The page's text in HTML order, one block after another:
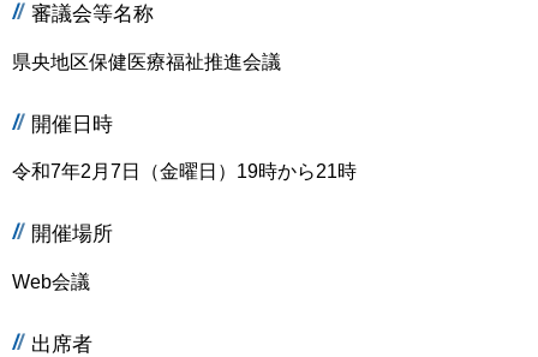
審議会等名称
県央地区保健医療福祉推進会議
開催日時
令和7年2月7日（金曜日）19時から21時
開催場所
Web会議
出席者